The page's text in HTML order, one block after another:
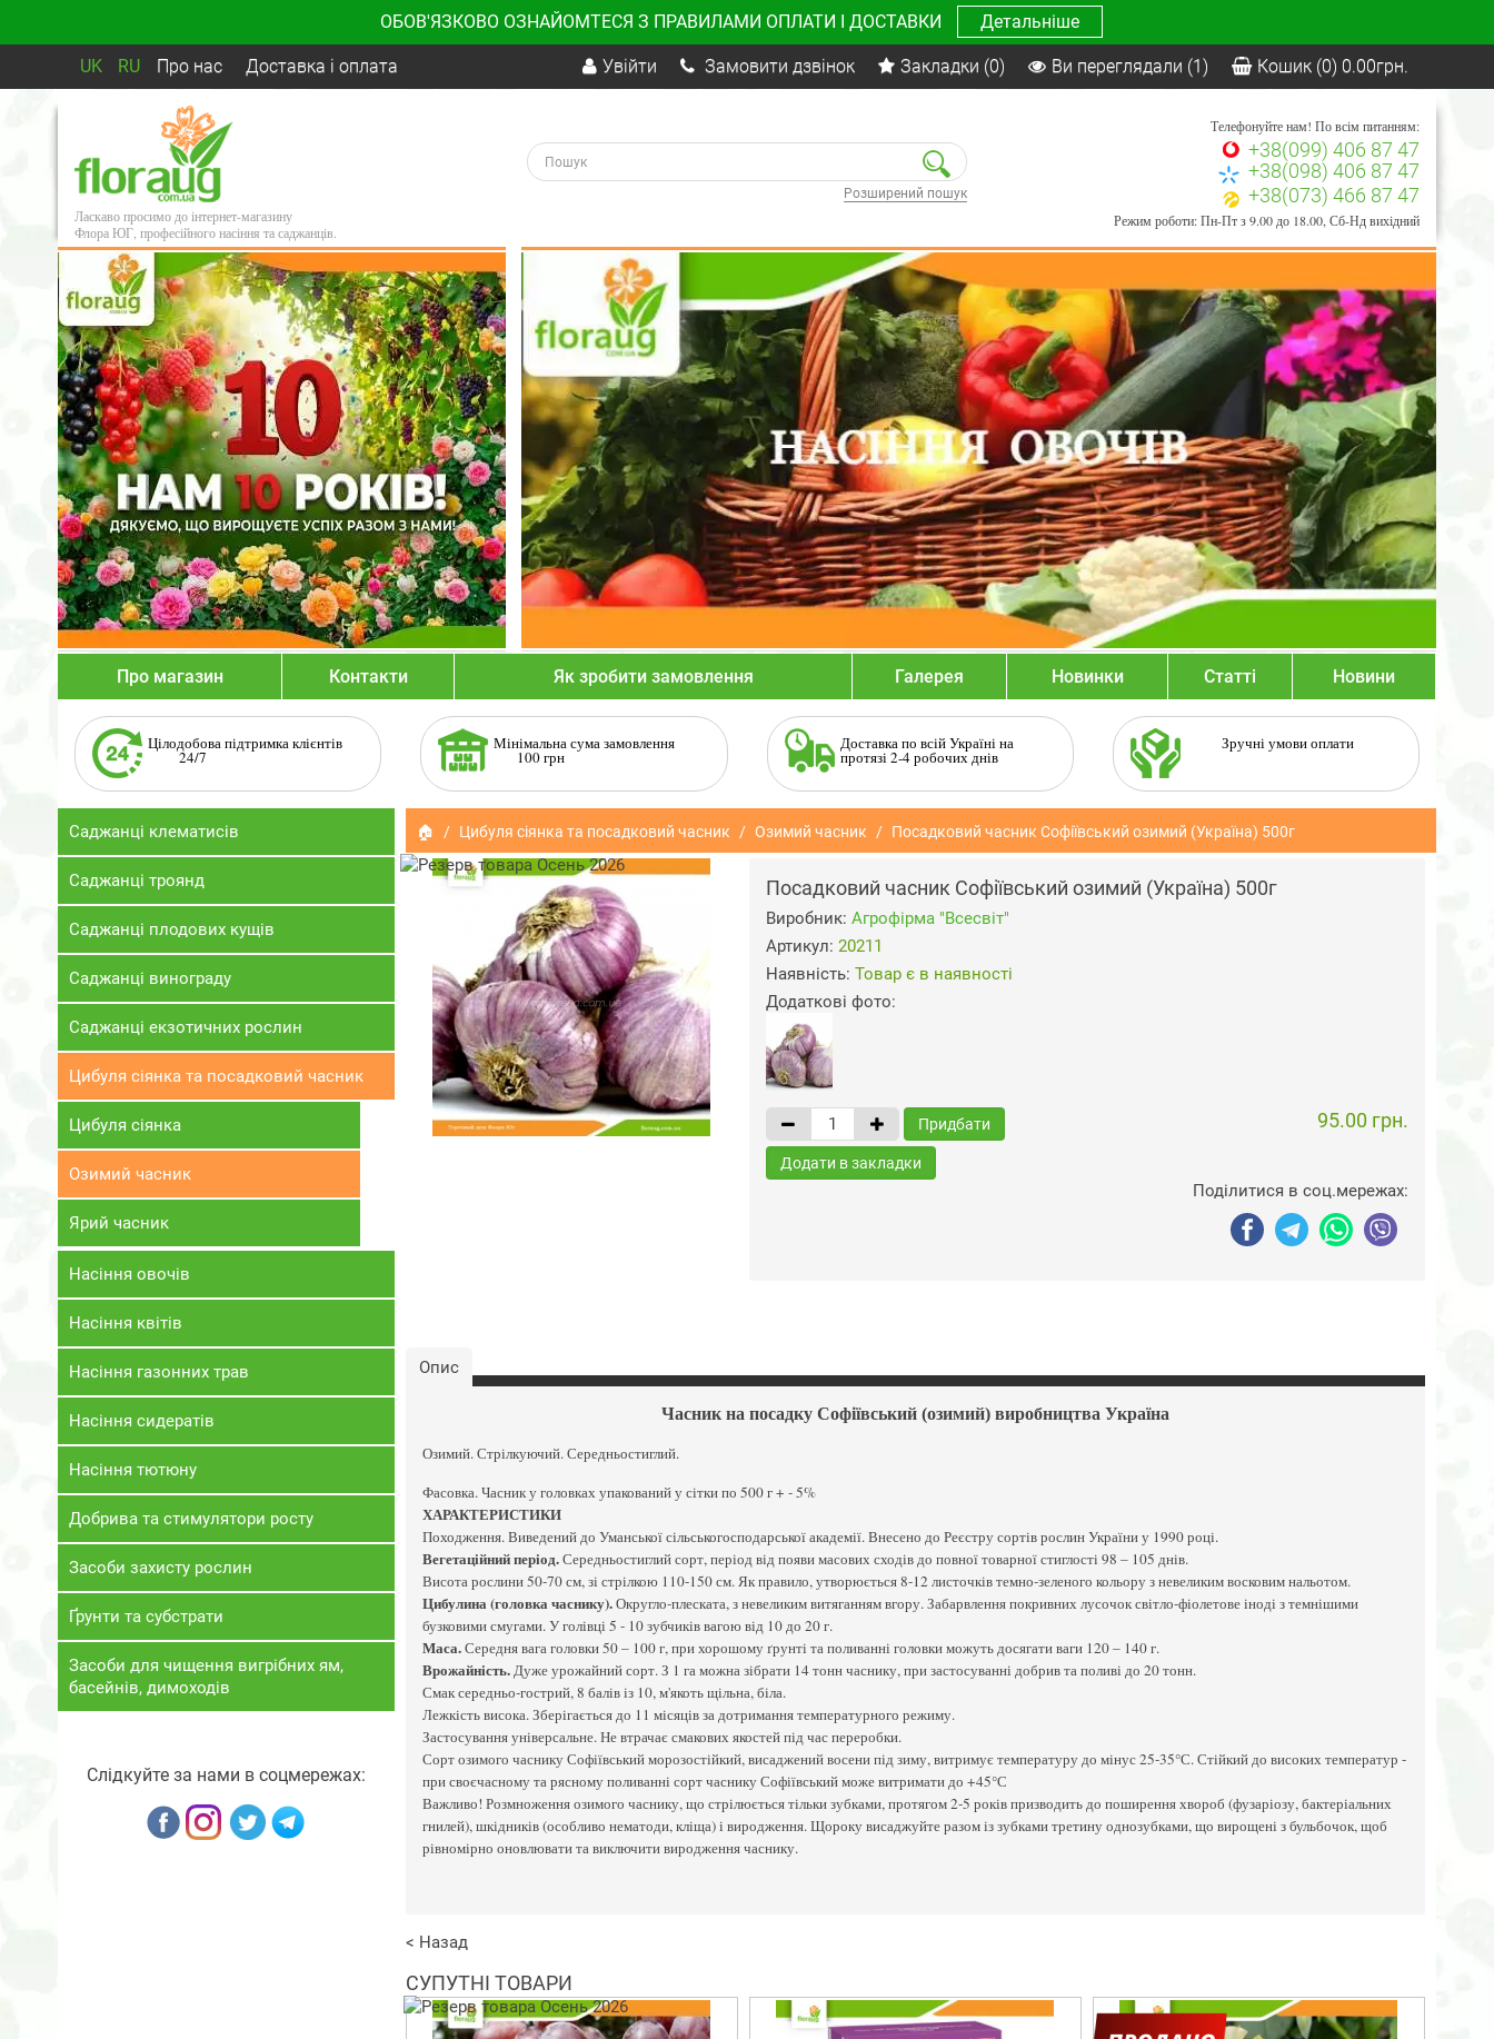
ОБОВ'ЯЗКОВО ОЗНАЙОМТЕСЯ З ПРАВИЛАМИ ОПЛАТИ І ДОСТАВКИ Детальніше
UK RU Про нас Доставка і оплата Увійти Замовити дзвінок Закладки (0) Ви переглядали (1) Кошик (0) 0.00грн.
Ласкаво просимо до інтернет-магазину
Флора ЮГ, професійного насіння та саджанців.
Розширений пошук
Телефонуйте нам! По всім питанням:
+38(099) 406 87 47
+38(098) 406 87 47
+38(073) 466 87 47
Режим роботи: Пн-Пт з 9.00 до 18.00, Сб-Нд вихідний
Про магазин Контакти Як зробити замовлення Галерея Новинки Статті Новини
Цілодобова підтримка клієнтів
24/7
Мінімальна сума замовлення
100 грн
Доставка по всій Україні на
протязі 2-4 робочих днів
Зручні умови оплати
Саджанці клематисів
Саджанці троянд
Саджанці плодових кущів
Саджанці винограду
Саджанці екзотичних рослин
Цибуля сіянка та посадковий часник
Цибуля сіянка
Озимий часник
Ярий часник
Насіння овочів
Насіння квітів
Насіння газонних трав
Насіння сидератів
Насіння тютюну
Добрива та стимулятори росту
Засоби захисту рослин
Ґрунти та субстрати
Засоби для чищення вигрібних ям,
басейнів, димоходів
Слідкуйте за нами в соцмережах:
🏠 Цибуля сіянка та посадковий часник Озимий часник Посадковий часник Софіївський озимий (Україна) 500г
Посадковий часник Софіївський озимий (Україна) 500г
Виробник: Агрофiрма "Всесвiт"
Артикул: 20211
Наявність: Товар є в наявності
Додаткові фото:
Придбати 95.00 грн.
Додати в закладки
Поділитися в соц.мережах:
Опис
Часник на посадку Софіївський (озимий) виробництва Україна
Озимий. Стрілкуючий. Середньостиглий.
Фасовка. Часник у головках упакований у сітки по 500 г + - 5%
ХАРАКТЕРИСТИКИ
Походження. Виведений до Уманської сільськогосподарської академії. Внесено до Реєстру сортів рослин України у 1990 році.
Вегетаційний період.Середньостиглий сорт, період від появи масових сходів до повної товарної стиглості 98 – 105 днів.
Висота рослини 50-70 см, зі стрілкою 110-150 см. Як правило, утворюється 8-12 листочків темно-зеленого кольору з невеликим восковим нальотом.
Цибулина (головка часнику).Округло-плеската, з невеликим витяганням вгору. Забарвлення покривних лусочок світло-фіолетове іноді з темнішими
бузковими смугами. У голівці 5 - 10 зубчиків вагою від 10 до 20 г.
Маса.Середня вага головки 50 – 100 г, при хорошому ґрунті та поливанні головки можуть досягати ваги 120 – 140 г.
Врожайність.Дуже урожайний сорт. З 1 га можна зібрати 14 тонн часнику, при застосуванні добрив та поливі до 20 тонн.
Смак середньо-гострий, 8 балів із 10, м'якоть щільна, біла.
Лежкість висока. Зберігається до 11 місяців за дотримання температурного режиму.
Застосування універсальне. Не втрачає смакових якостей під час переробки.
Сорт озимого часнику Софіївський морозостійкий, висаджений восени під зиму, витримує температуру до мінус 25-35°С. Стійкий до високих температур -
при своєчасному та рясному поливанні сорт часнику Софіївський може витримати до +45°С
Важливо! Розмноження озимого часнику, що стрілюється тільки зубками, протягом 2-5 років призводить до поширення хвороб (фузаріозу, бактеріальних
гнилей), шкідників (особливо нематоди, кліща) і виродження. Щороку висаджуйте разом із зубками третину однозубками, що вирощені з бульбочок, щоб
рівномірно оновлювати та виключити виродження часнику.
< Назад
СУПУТНІ ТОВАРИ